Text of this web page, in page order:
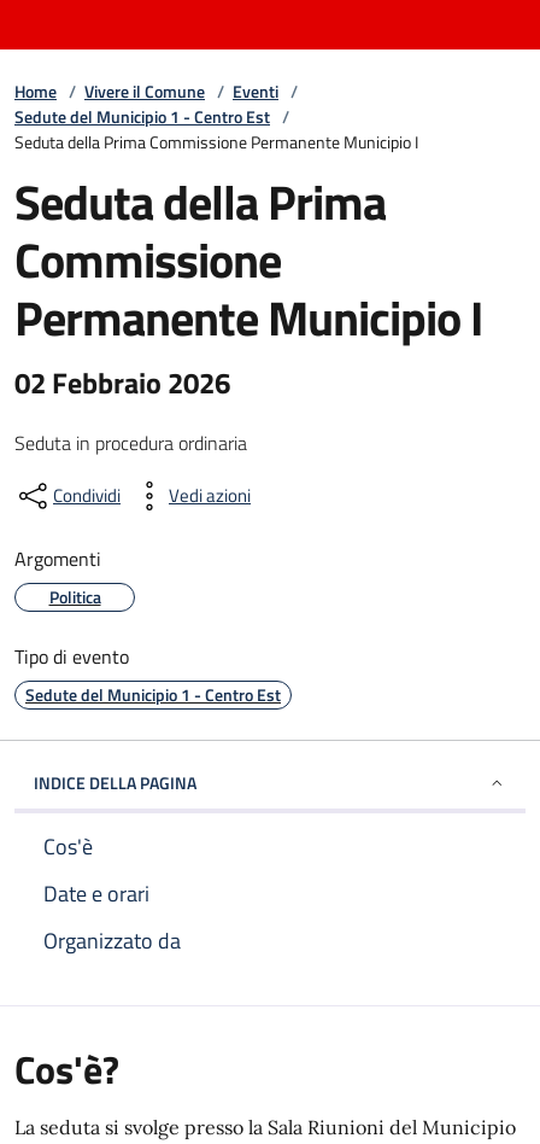
Home / Vivere il Comune / Eventi /
Sedute del Municipio 1 - Centro Est /
Seduta della Prima Commissione Permanente Municipio I
Seduta della Prima
Commissione
Permanente Municipio I
02 Febbraio 2026
Seduta in procedura ordinaria
Condividi Vedi azioni
Argomenti
Politica
Tipo di evento
Sedute del Municipio 1 - Centro Est
INDICE DELLA PAGINA
Cos'è
Date e orari
Organizzato da
Cos'è?
La seduta si svolge presso la Sala Riunioni del Municipio